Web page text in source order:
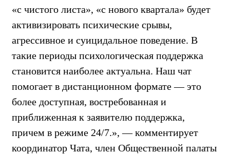
«с чистого листа», «с нового квартала» будет
активизировать психические срывы,
агрессивное и суицидальное поведение. В
такие периоды психологическая поддержка
становится наиболее актуальна. Наш чат
помогает в дистанционном формате — это
более доступная, востребованная и
приближенная к заявителю поддержка,
причем в режиме 24/7.», — комментирует
координатор Чата, член Общественной палаты